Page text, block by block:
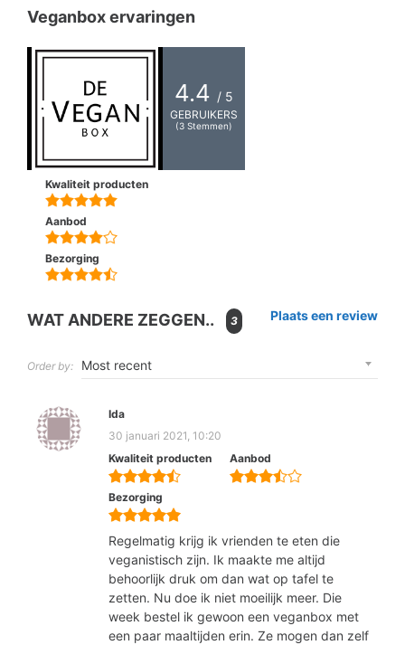
Veganbox ervaringen
4.4 / 5
GEBRUIKERS
(3 Stemmen)
Kwaliteit producten
Aanbod
Bezorging
WAT ANDERE ZEGGEN.. 3 Plaats een review
Order by:
Ida
30 januari 2021, 10:20
Kwaliteit producten
Aanbod
Bezorging
Regelmatig krijg ik vrienden te eten die
veganistisch zijn. Ik maakte me altijd
behoorlijk druk om dan wat op tafel te
zetten. Nu doe ik niet moeilijk meer. Die
week bestel ik gewoon een veganbox met
een paar maaltijden erin. Ze mogen dan zelf